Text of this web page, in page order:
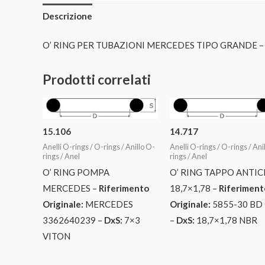
Descrizione
O’ RING PER TUBAZIONI MERCEDES TIPO GRANDE –
Prodotti correlati
15.106
Anelli O-rings / O-rings / Anillo O-
rings / Anel
O’ RING POMPA
MERCEDES – Riferimento
Originale: MERCEDES
3362640239 – DxS: 7×3
VITON
14.717
Anelli O-rings / O-rings /
rings / Anel
O’ RING TAPPO
18,7×1,78 –
Originale: 5855-30 BD
– DxS: 18,7×1,78 NBR